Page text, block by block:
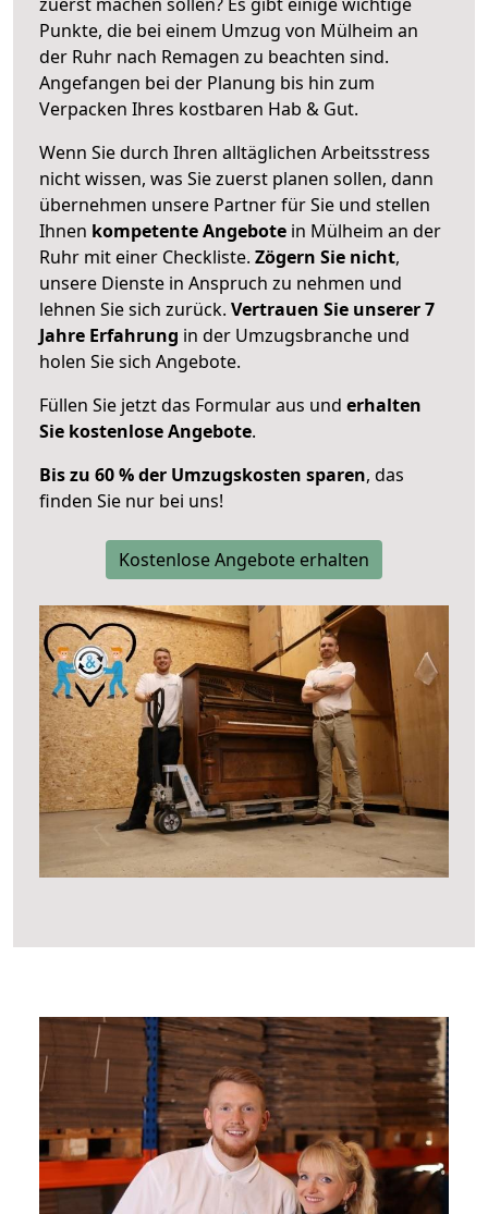
Punkte, die bei einem Umzug von Mülheim an
der Ruhr nach Remagen zu beachten sind.
Angefangen bei der Planung bis hin zum
Verpacken Ihres kostbaren Hab & Gut.
Wenn Sie durch Ihren alltäglichen Arbeitsstress
nicht wissen, was Sie zuerst planen sollen, dann
übernehmen unsere Partner für Sie und stellen
Ihnen kompetente Angebote in Mülheim an der
Ruhr mit einer Checkliste. Zögern Sie nicht,
unsere Dienste in Anspruch zu nehmen und
lehnen Sie sich zurück. Vertrauen Sie unserer 7
Jahre Erfahrung in der Umzugsbranche und
holen Sie sich Angebote.
Füllen Sie jetzt das Formular aus und erhalten
Sie kostenlose Angebote.
Bis zu 60 % der Umzugskosten sparen, das
finden Sie nur bei uns!
Kostenlose Angebote erhalten